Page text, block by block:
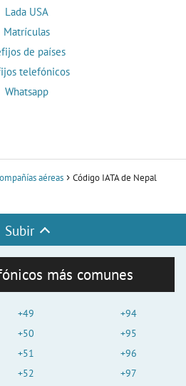
Lada USA
Matrículas
de países
telefónicos
Whatsapp
aéreas
Código IATA de Nepal
Subir
más comunes
+49
+50
+51
+52
+94
+95
+96
+97